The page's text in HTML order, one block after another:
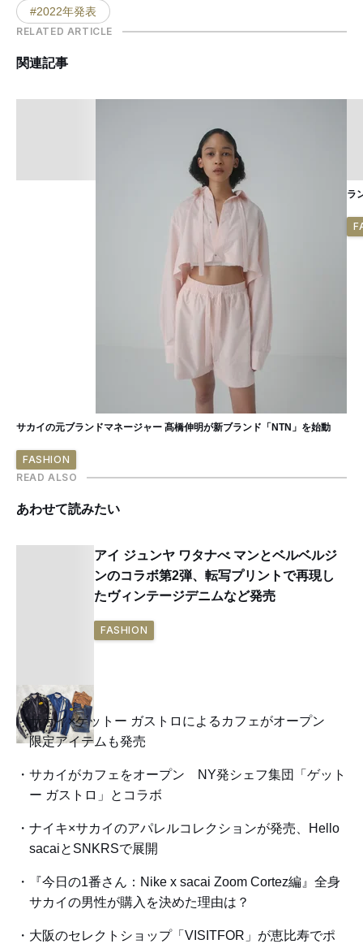
#2022年発表
RELATED ARTICLE
関連記事
サカイの元ブランドマネージャー 髙橋伸明が新ブランド「NTN」を始動
FASHION
ラ
READ ALSO
あわせて読みたい
アイ ジュンヤ ワタナべ マンとベルベルジ
ンのコラボ第2弾、転写プリントで再現し
たヴィンテージデニムなど発売
FASHION
サカイ×ゲットー ガストロによるカフェがオープン
限定アイテムも発売
サカイがカフェをオープン NY発シェフ集団「ゲット
ー ガストロ」とコラボ
ナイキ×サカイのアパレルコレクションが発売、Hello
sacaiとSNKRSで展開
『今日の1番さん：Nike x sacai Zoom Cortez編』全身
サカイの男性が購入を決めた理由は？
大阪のセレクトショップ「VISITFOR」が恵比寿でポ